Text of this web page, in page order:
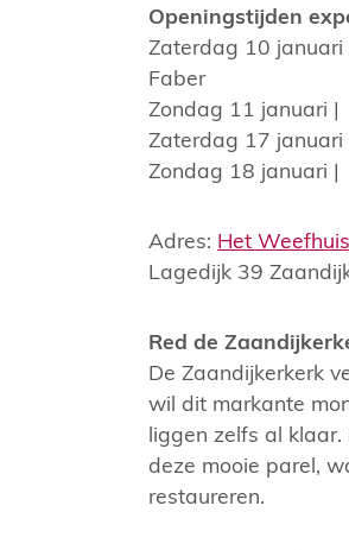
Openingstijden
Zaterdag 10
Faber
Zondag 11
Zaterdag 17
Zondag 18
Adres: Het Weefhuis
Lagedijk 39
Red de
De Zaandijkerkerk
wil dit markante
liggen zelfs al
deze mooie parel,
restaureren.